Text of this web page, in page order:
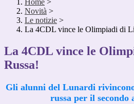
Home >
Novità >
Le notizie >
La 4CDL vince le Olimpiadi di
La 4CDL vince le
Russa!
Gli alunni del Lunardi
russa per il secondo